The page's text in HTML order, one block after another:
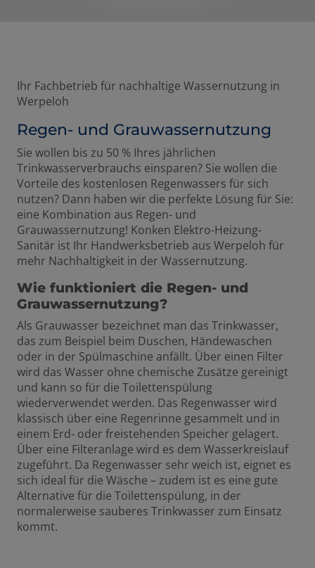
Ihr Fachbetrieb für nachhaltige Wassernutzung in
Werpeloh
Regen- und Grauwassernutzung
Sie wollen bis zu 50 % Ihres jährlichen
Trinkwasserverbrauchs einsparen? Sie wollen die
Vorteile des kostenlosen Regenwassers für sich
nutzen? Dann haben wir die perfekte Lösung für Sie:
eine Kombination aus Regen- und
Grauwassernutzung! Konken Elektro-Heizung-
Sanitär ist Ihr Handwerksbetrieb aus Werpeloh für
mehr Nachhaltigkeit in der Wassernutzung.
Wie funktioniert die Regen- und
Grauwassernutzung?
Als Grauwasser bezeichnet man das Trinkwasser,
das zum Beispiel beim Duschen, Händewaschen
oder in der Spülmaschine anfällt. Über einen Filter
wird das Wasser ohne chemische Zusätze gereinigt
und kann so für die Toilettenspülung
wiederverwendet werden. Das Regenwasser wird
klassisch über eine Regenrinne gesammelt und in
einem Erd- oder freistehenden Speicher gelagert.
Über eine Filteranlage wird es dem Wasserkreislauf
zugeführt. Da Regenwasser sehr weich ist, eignet es
sich ideal für die Wäsche – zudem ist es eine gute
Alternative für die Toilettenspülung, in der
normalerweise sauberes Trinkwasser zum Einsatz
kommt.